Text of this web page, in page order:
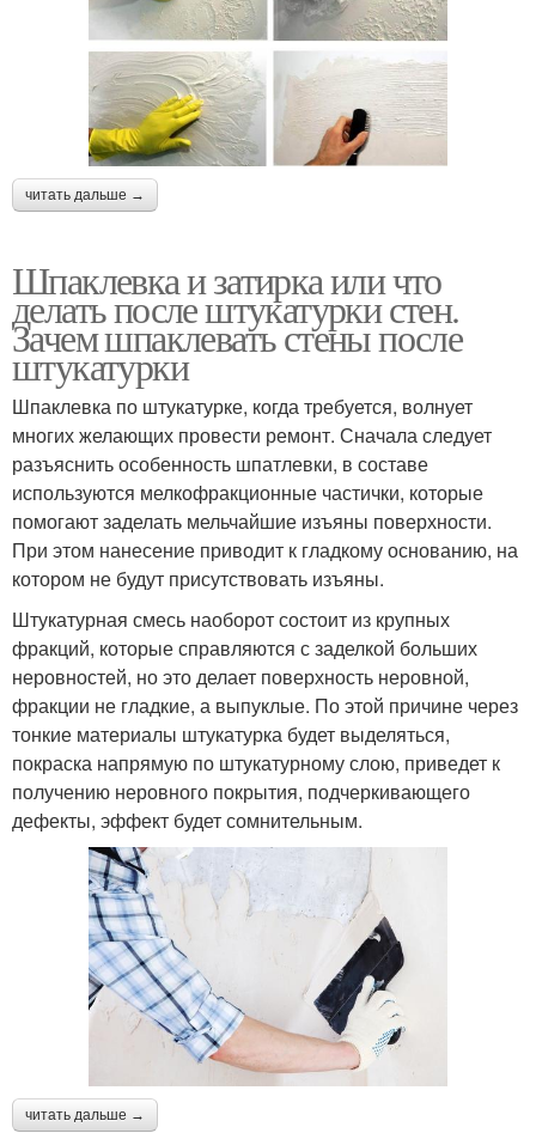
читать дальше →
Шпаклевка и затирка или что
делать после штукатурки стен.
Зачем шпаклевать стены после
штукатурки
Шпаклевка по штукатурке, когда требуется, волнует
многих желающих провести ремонт. Сначала следует
разъяснить особенность шпатлевки, в составе
используются мелкофракционные частички, которые
помогают заделать мельчайшие изъяны поверхности.
При этом нанесение приводит к гладкому основанию, на
котором не будут присутствовать изъяны.
Штукатурная смесь наоборот состоит из крупных
фракций, которые справляются с заделкой больших
неровностей, но это делает поверхность неровной,
фракции не гладкие, а выпуклые. По этой причине через
тонкие материалы штукатурка будет выделяться,
покраска напрямую по штукатурному слою, приведет к
получению неровного покрытия, подчеркивающего
дефекты, эффект будет сомнительным.
читать дальше →